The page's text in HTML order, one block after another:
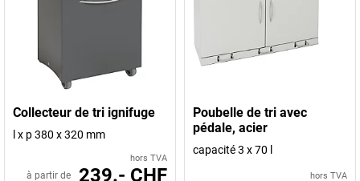
Collecteur de tri ignifuge
l x p 380 x 320 mm
hors TVA
à partir de 239.- CHF
Poubelle de tri avec
pédale, acier
capacité 3 x 70 l
hors TVA